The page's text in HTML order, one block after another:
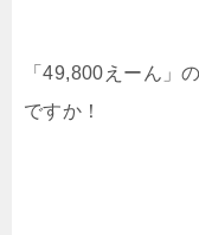
「49,800えーん」
ですか！